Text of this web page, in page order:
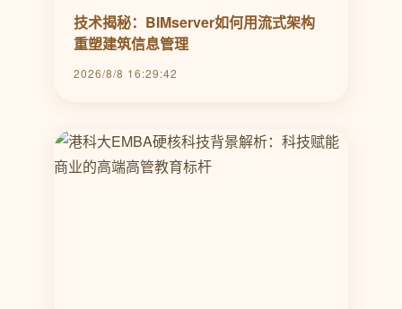
技术揭秘：BIMserver如何用流式架构
重塑建筑信息管理
2026/8/8 16:29:42